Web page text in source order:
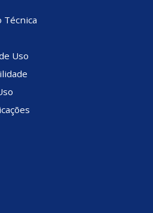
Técnica
Uso